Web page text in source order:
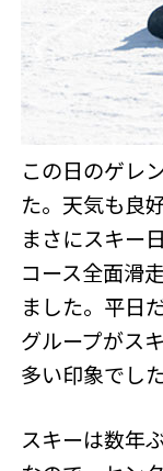
この日のゲレ
た。天気も良
まさにスキー
コース全面滑
ました。平日
グループがス
多い印象でした
スキーは数年